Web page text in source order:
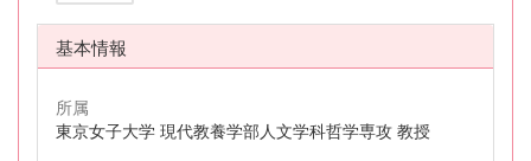
基本情報
所属
東京女子大学 現代教養学部人文学科哲学専攻 教授